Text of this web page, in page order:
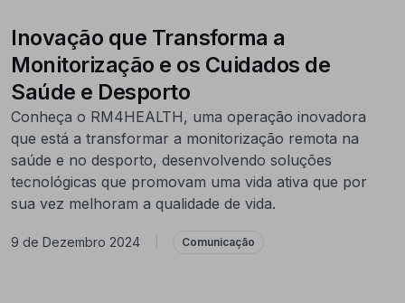
Inovação que Transforma a
Monitorização e os Cuidados de
Saúde e Desporto
Conheça o RM4HEALTH, uma operação inovadora
que está a transformar a monitorização remota na
saúde e no desporto, desenvolvendo soluções
tecnológicas que promovam uma vida ativa que por
sua vez melhoram a qualidade de vida.
9 de Dezembro 2024 Comunicação